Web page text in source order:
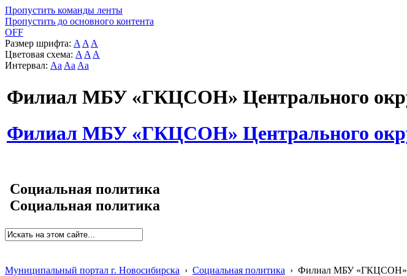
Пропустить команды ленты
Пропустить до основного контента
OFF
Размер шрифта: A A A
Цветовая схема: A A A
Интервал: Aa Aa Aa
Филиал МБУ «ГКЦСОН» Центрального
Филиал МБУ «ГКЦСОН» Центрального
Социальная политика
Социальная политика
Муниципальный портал г. Новосибирска › Социальная политика › Филиал МБУ «ГКЦСОН»